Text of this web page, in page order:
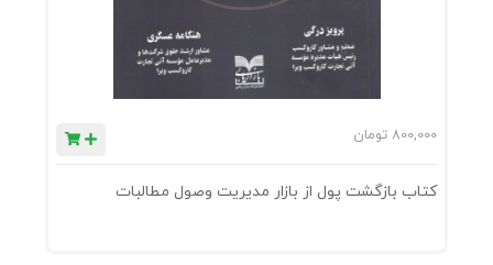
800,000 تومان
کتاب بازگشت پول از بازار مدیریت وصول مطالبات